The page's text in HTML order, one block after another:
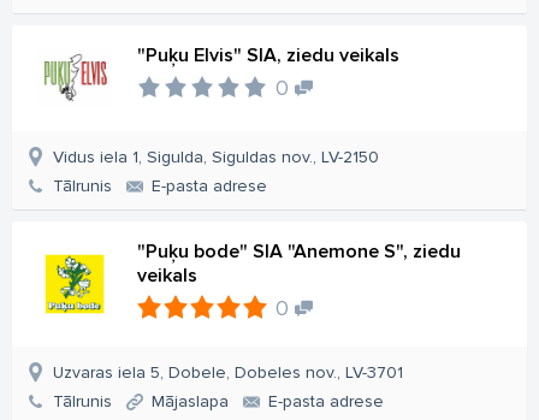
"Puķu Elvis" SIA, ziedu veikals
0
Vidus iela 1, Sigulda, Siguldas nov., LV-2150
Tālrunis
E-pasta adrese
"Puķu bode" SIA "Anemone S", ziedu
veikals
0
Uzvaras iela 5, Dobele, Dobeles nov., LV-3701
Tālrunis
Mājaslapa E-pasta adrese